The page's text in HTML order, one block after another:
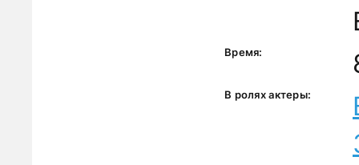
Время:
В ролях актеры: